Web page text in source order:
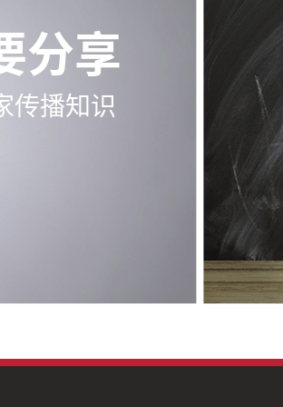
分享
传播知识